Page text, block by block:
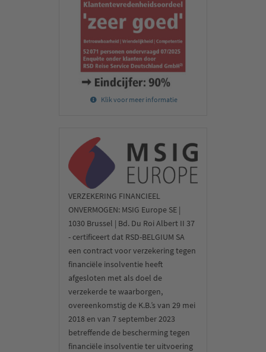
Klik voor meer informatie
VERZEKERING FINANCIEEL
ONVERMOGEN: MSIG Europe SE |
1030 Brussel | Bd. Du Roi Albert II 37
- certificeert dat RSD-BELGIUM SA
een contract voor verzekering tegen
financiële insolventie heeft
afgesloten met als doel de
verzekerde te waarborgen,
overeenkomstig de K.B.’s van 29 mei
2018 en van 7 september 2023
betreffende de bescherming tegen
financiële insolventie ter uitvoering